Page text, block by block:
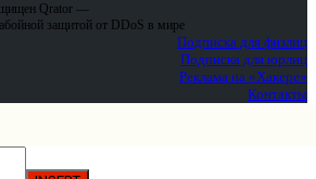
Qrator —
защитой от DDoS в мире
Подписка для физлиц
Подписка для юрлиц
Реклама на «Хакере»
Контакты